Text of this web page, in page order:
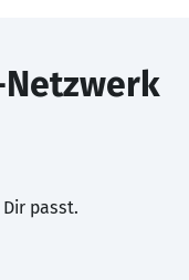
Netzwerk
passt.